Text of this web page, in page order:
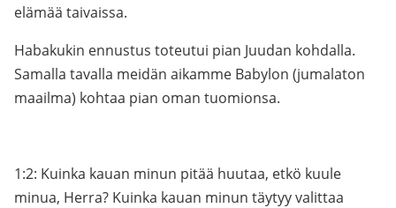
elämää taivaissa.
Habakukin ennustus toteutui pian Juudan kohdalla.
Samalla tavalla meidän aikamme Babylon (jumalaton
maailma) kohtaa pian oman tuomionsa.
1:2: Kuinka kauan minun pitää huutaa, etkö kuule
minua, Herra? Kuinka kauan minun täytyy valittaa